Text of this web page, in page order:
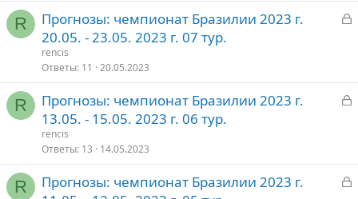
т
R
З
т
Прогнозы: чемпионат Бразилии 2023 г.
20.05. - 23.05. 2023 г. 07 тур.
rencis
Ответы 11 20.05.2023
R
З
т
Прогнозы: чемпионат Бразилии 2023 г.
13.05. - 15.05. 2023 г. 06 тур.
rencis
Ответы 13 14.05.2023
R
З
Прогнозы: чемпионат Бразилии 2023 г.